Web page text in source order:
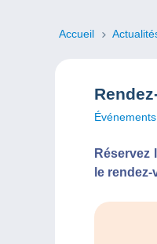
Accueil
Réservez
le